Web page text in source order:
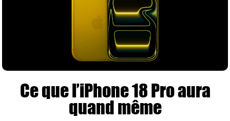
Ce que l’iPhone 18 Pro aura
quand même